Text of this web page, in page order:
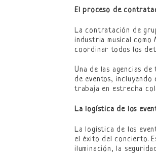
El proceso de
La contratación de
industria musical
coordinar todos los
Una de las agencias
de eventos,
trabaja en estrecha
La logística de los
La logística de los
el éxito del concierto.
iluminación, la